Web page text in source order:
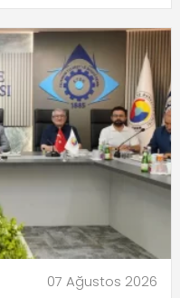
07 Ağustos 2026